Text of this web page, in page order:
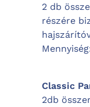
2 db
részére
Classic
2db